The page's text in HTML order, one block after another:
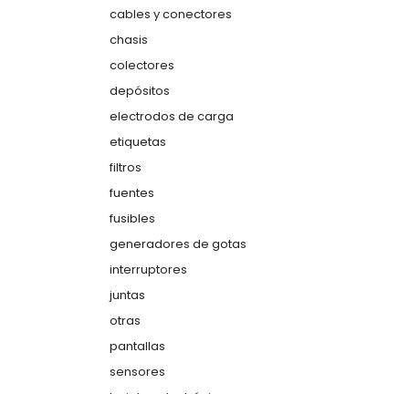
cables y conectores
chasis
colectores
depósitos
electrodos de carga
etiquetas
filtros
fuentes
fusibles
generadores de gotas
interruptores
juntas
otras
pantallas
sensores